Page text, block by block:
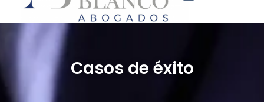
Casos de éxito